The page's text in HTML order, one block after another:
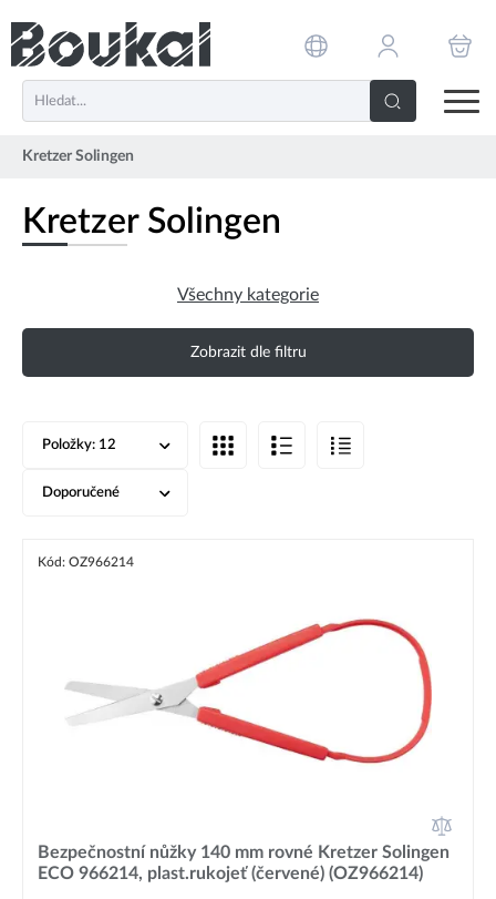
Kretzer Solingen
Kretzer Solingen
Všechny kategorie
Zobrazit dle filtru
Položky: 12
Doporučené
Kód: OZ966214
Bezpečnostní nůžky 140 mm rovné Kretzer Solingen
ECO 966214, plast.rukojeť (červené) (OZ966214)